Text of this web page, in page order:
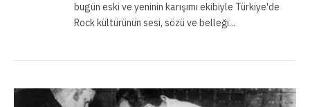
bugün eski ve yeninin karışımı ekibiyle Türkiye'de
Rock kültürünün sesi, sözü ve belleği...